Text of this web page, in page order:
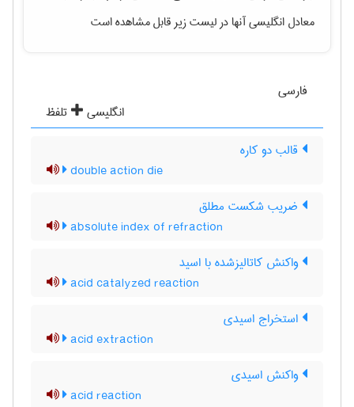
معادل انگلیسی آنها در لیست زیر قابل مشاهده است
فارسی
انگلیسی
تلفظ
قالب دو کاره
double action die
ضریب شکست مطلق
absolute index of refraction
واکنش کاتالیزشده با اسید
acid catalyzed reaction
استخراج اسیدی
acid extraction
واکنش اسیدی
acid reaction